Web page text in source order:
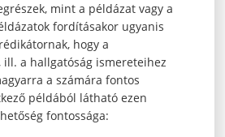
mint a példázat vagy a
fordításakor ugyanis
hogy a
a hallgatóság ismereteihez
a számára fontos
példából látható ezen
fontossága: